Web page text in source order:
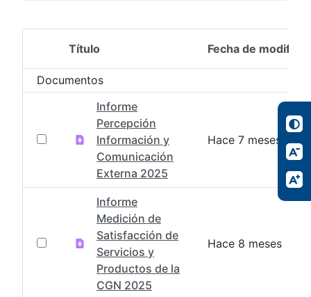
Selección del elemento
Título Fecha de
Documentos
Informe
Percepción
Información y
Comunicación
Externa 2025
Hace 7 meses
Informe
Medición de
Satisfacción de
Servicios y
Productos de la
CGN 2025
Hace 8 meses